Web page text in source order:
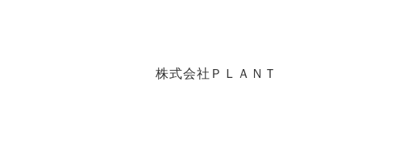
株式会社ＰＬＡＮＴ